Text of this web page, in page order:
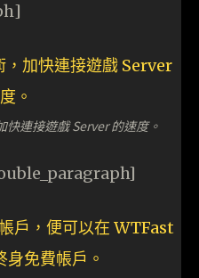
快連接遊戲 Server 的速度。